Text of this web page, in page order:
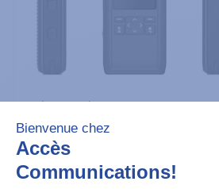
Radios portatives
DTR700 900M Spread
Licence Free, With
Keypad